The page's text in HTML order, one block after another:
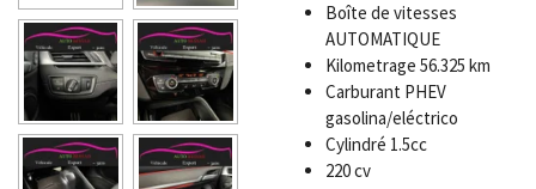
Boîte de vitesses
AUTOMATIQUE
Kilometrage 56.325 km
Carburant PHEV
gasolina/eléctrico
Cylindré 1.5cc
220 cv